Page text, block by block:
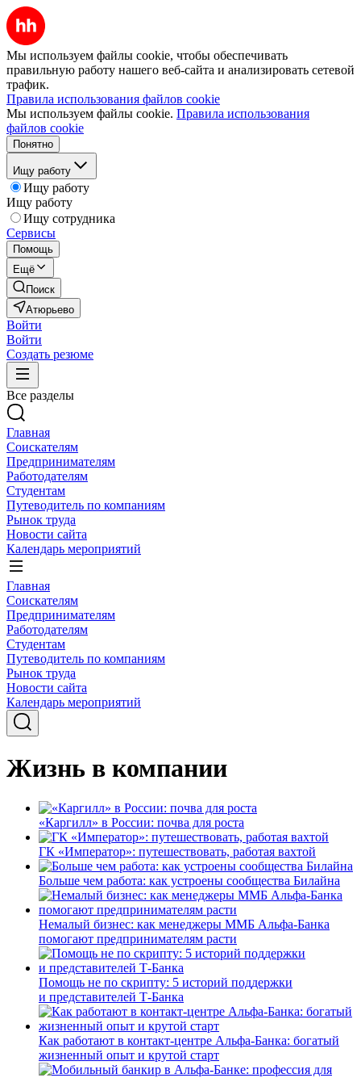
Мы используем файлы cookie, чтобы обеспечивать
правильную работу нашего веб-сайта и анализировать сетевой
трафик.
Правила использования файлов cookie
Мы используем файлы cookie. Правила использования
файлов cookie
Понятно
Ищу работу
Ищу работу
Ищу работу
Ищу сотрудника
Сервисы
Помощь
Ещё
Поиск
Атюрьево
Войти
Войти
Создать резюме
Все разделы
Главная
Соискателям
Предпринимателям
Работодателям
Студентам
Путеводитель по компаниям
Рынок труда
Новости сайта
Календарь мероприятий
Главная
Соискателям
Предпринимателям
Работодателям
Студентам
Путеводитель по компаниям
Рынок труда
Новости сайта
Календарь мероприятий
Жизнь в компании
«Каргилл» в России: почва для роста
ГК «Император»: путешествовать, работая вахтой
Больше чем работа: как устроены сообщества Билайна
Немалый бизнес: как менеджеры ММБ Альфа-Банка
помогают предпринимателям расти
Помощь не по скрипту: 5 историй поддержки
и представителей Т-Банка
Как работают в контакт-центре Альфа-Банка: богатый
жизненный опыт и крутой старт